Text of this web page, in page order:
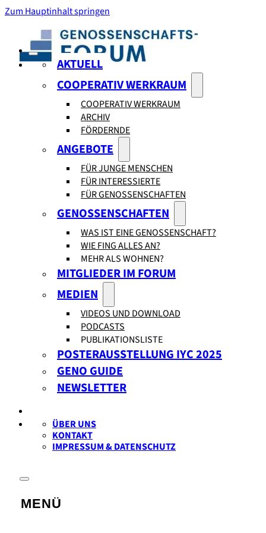
Zum Hauptinhalt springen
AKTUELL
COOPERATIV WERKRAUM
COOPERATIV WERKRAUM
ARCHIV
FÖRDERNDE
ANGEBOTE
FÜR JUNGE MENSCHEN
FÜR INTERESSIERTE
FÜR GENOSSENSCHAFTEN
GENOSSENSCHAFTEN
WAS IST EINE GENOSSENSCHAFT?
WIE FING ALLES AN?
MEHR ALS WOHNEN?
MITGLIEDER IM FORUM
MEDIEN
VIDEOS UND DOWNLOAD
PODCASTS
PUBLIKATIONSLISTE
POSTERAUSSTELLUNG IYC 2025
GENO GUIDE
NEWSLETTER
ÜBER UNS
KONTAKT
IMPRESSUM & DATENSCHUTZ